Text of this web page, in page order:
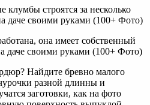
клумбы строятся за несколько
она имеет собственный
Найдите бревно малого
разной длинны и
заготовки, как на фото